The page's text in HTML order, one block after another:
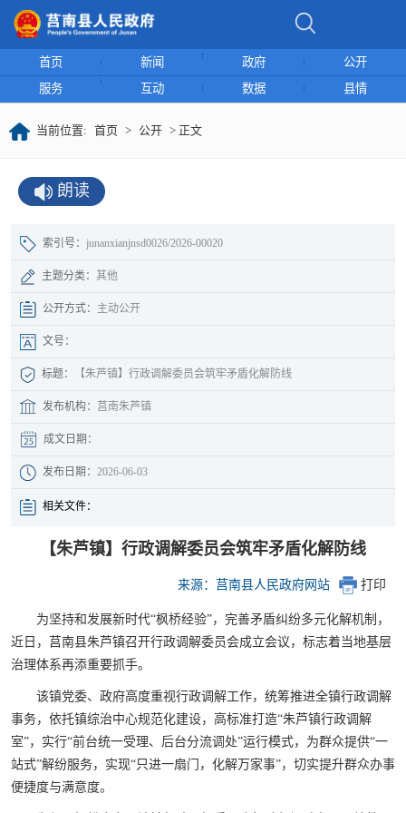
首页 新闻 政府
公开
服务
互动 数据 县情
当前位置: 首页 > 公开 > 正文
朗读
索引号： junanxianjnsd0026/2026-00020
主题分类： 其他
公开方式： 主动公开
文号：
标题： 【朱芦镇】行政调解委员会筑牢矛盾化解防线
发布机构： 莒南朱芦镇
成文日期：
发布日期： 2026-06-03
相关文件：
【朱芦镇】行政调解委员会筑牢矛盾化解防线
来源：莒南县人民政府网站 打印
为坚持和发展新时代“枫桥经验”，完善矛盾纠纷多元化解机制，
近日，莒南县朱芦镇召开行政调解委员会成立会议，标志着当地基层
治理体系再添重要抓手。
该镇党委、政府高度重视行政调解工作，统筹推进全镇行政调解
事务，依托镇综治中心规范化建设，高标准打造“朱芦镇行政调解
室”，实行“前台统一受理、后台分流调处”运行模式，为群众提供“一
站式”解纷服务，实现“只进一扇门，化解万家事”，切实提升群众办事
便捷度与满意度。